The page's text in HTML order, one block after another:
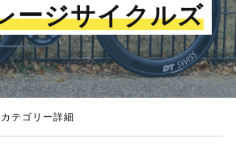
ージサイクルズ
テゴリー詳細